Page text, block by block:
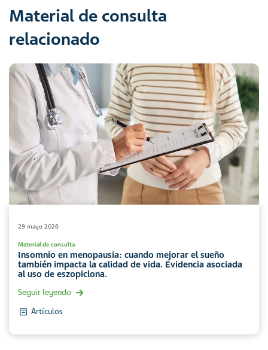
Material de consulta
relacionado
29 mayo 2026
Material de consulta
Insomnio en menopausia: cuando mejorar el sueño
también impacta la calidad de vida. Evidencia asociada
al uso de eszopiclona.
Seguir leyendo
Artículos